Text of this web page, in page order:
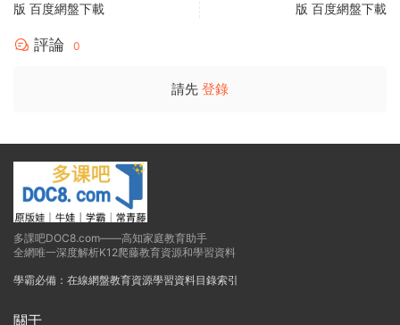
版 百度網盤下載
版 百度網盤下載
評論 0
請先 登錄
多課吧DOC8.com——高知家庭教育助手
全網唯一深度解析K12爬藤教育資源和學習資料
學霸必備：在線網盤教育資源學習資料目錄索引
關于